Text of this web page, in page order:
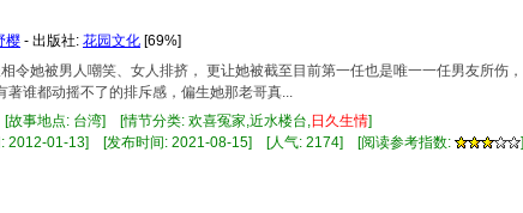
樱 - 出版社: 花园文化 [69%]
相令她被男人嘲笑、女人排挤， 更让她被截至目前第一任也是唯一一任男友所伤
谁都动摇不了的排斥感，偏生她那老哥真...
事地点: 台湾] [情节分类: 欢喜冤家,近水楼台, 日久 生情]
2012-01-13] [发布时间: 2021-08-15] [人气: 2174] [阅读参考指数:
]